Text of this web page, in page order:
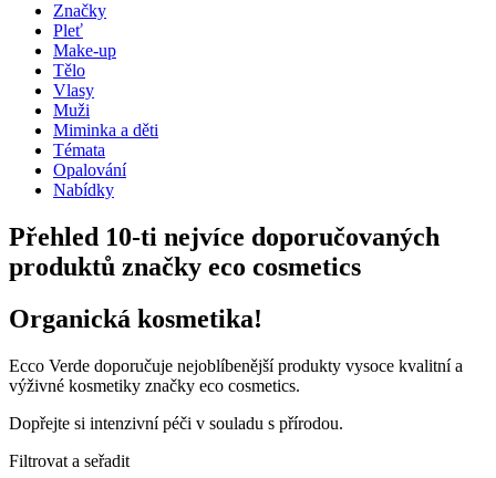
Značky
Pleť
Make-up
Tělo
Vlasy
Muži
Miminka a děti
Témata
Opalování
Nabídky
Přehled 10-ti nejvíce doporučovaných
produktů značky eco cosmetics
Organická kosmetika!
Ecco Verde doporučuje nejoblíbenější produkty vysoce kvalitní a
výživné kosmetiky značky eco cosmetics.
Dopřejte si intenzivní péči v souladu s přírodou.
Filtrovat a seřadit